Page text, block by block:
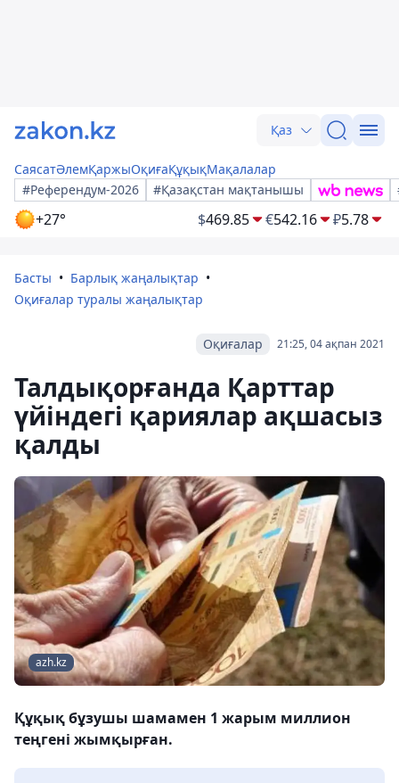
Қаз
СаясатӘлемҚаржыОқиғаҚұқықМақалалар
#Референдум-2026
#Қазақстан мақтанышы
+27° $469.85 €542.16 ₽5.78
Басты
Барлық жаңалықтар
Оқиғалар туралы жаңалықтар
21:25, 04 ақпан 2021
Оқиғалар
Талдықорғанда Қарттар
үйіндегі қариялар ақшасыз
қалды
azh.kz
Құқық бұзушы шамамен 1 жарым миллион
теңгені жымқырған.